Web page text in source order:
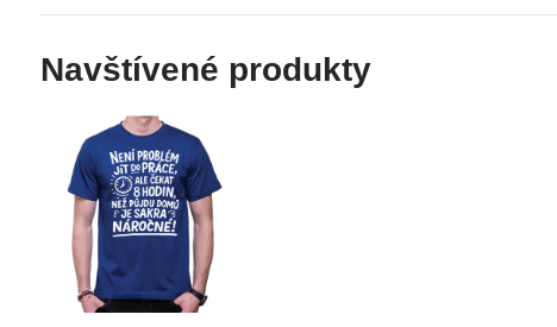
Navštívené produkty